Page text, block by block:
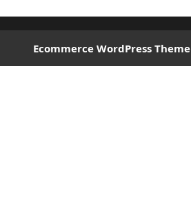
Ecommerce WordPress Theme